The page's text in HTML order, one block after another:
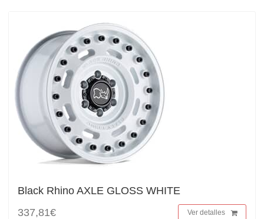
Black Rhino AXLE GLOSS WHITE
337,81€
Ver detalles